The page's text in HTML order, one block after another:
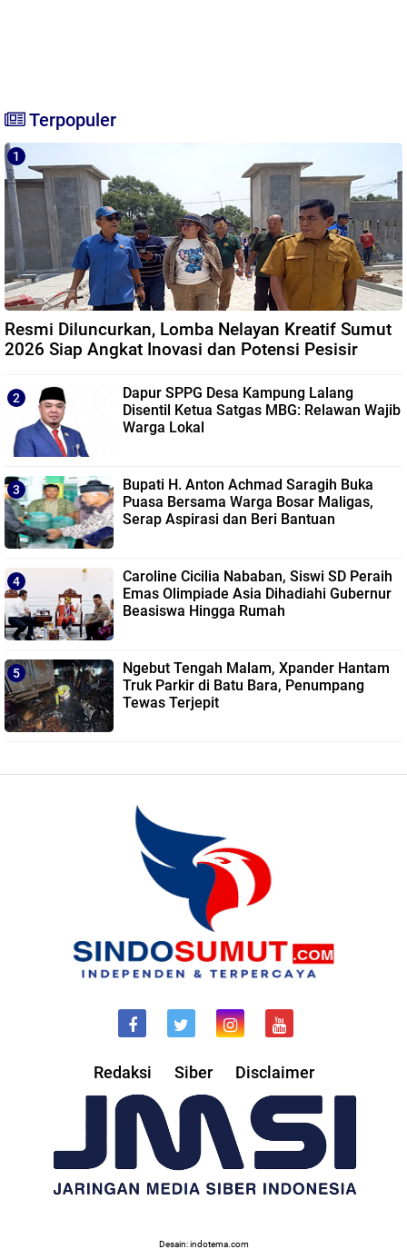
Terpopuler
Resmi Diluncurkan, Lomba Nelayan Kreatif Sumut
2026 Siap Angkat Inovasi dan Potensi Pesisir
Dapur SPPG Desa Kampung Lalang
Disentil Ketua Satgas MBG: Relawan Wajib
Warga Lokal
Bupati H. Anton Achmad Saragih Buka
Puasa Bersama Warga Bosar Maligas,
Serap Aspirasi dan Beri Bantuan
Caroline Cicilia Nababan, Siswi SD Peraih
Emas Olimpiade Asia Dihadiahi Gubernur
Beasiswa Hingga Rumah
Ngebut Tengah Malam, Xpander Hantam
Truk Parkir di Batu Bara, Penumpang
Tewas Terjepit
Redaksi Siber Disclaimer
Desain: indotema.com